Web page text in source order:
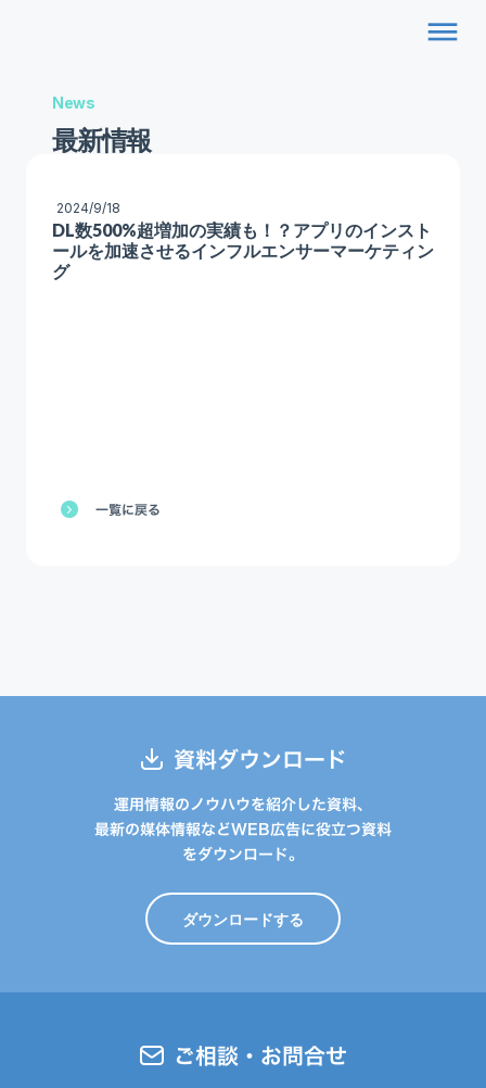
dehaze
News
最新情報
2024/9/18
DL数500%超増加の実績も！？アプリのインスト
ールを加速させるインフルエンサーマーケティン
グ
一覧に戻る
資料ダウンロード
運用情報のノウハウを紹介した資料、
最新の媒体情報などWEB広告に役立つ資料
をダウンロード。
ダウンロードする
ご相談・お問合せ